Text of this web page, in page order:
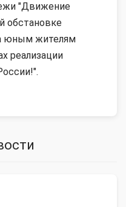
"Движение
обстановке
юным жителям
реализации